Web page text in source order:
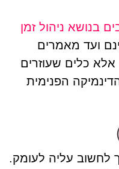
בנושא ניהול זמן
ועד מאמרים
אלא כלים שעוזרים
הפנימית
לחשוב עליה לעומק.